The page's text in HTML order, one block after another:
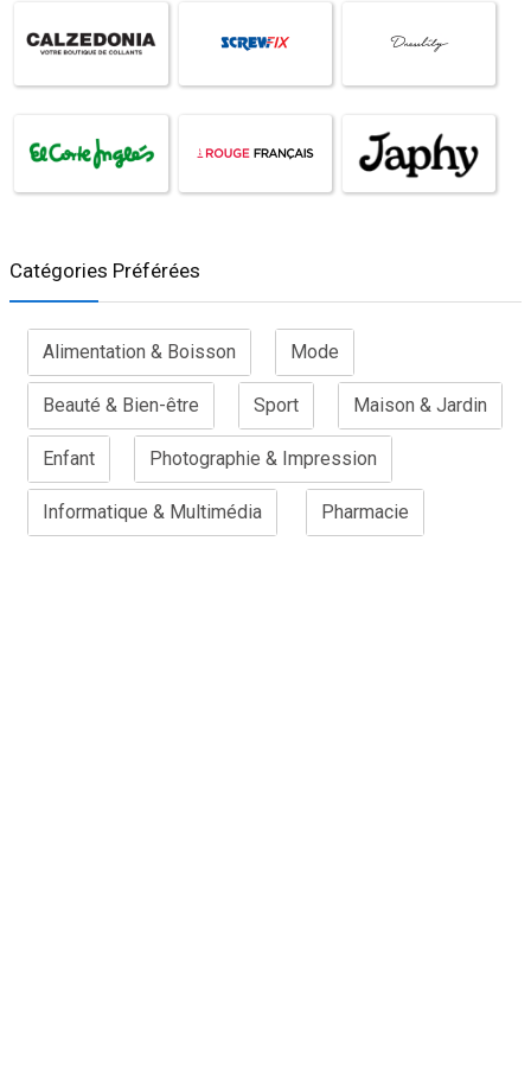
Catégories Préférées
Alimentation & Boisson Mode
Beauté & Bien-être Sport Maison & Jardin
Enfant Photographie & Impression
Informatique & Multimédia Pharmacie